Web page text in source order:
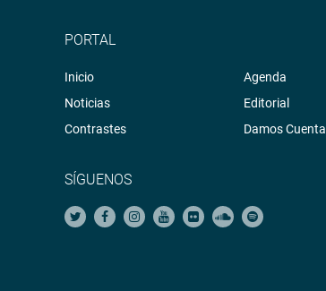
PORTAL
Inicio
Noticias
Contrastes
Agenda
Editorial
Damos Cuenta
SÍGUENOS